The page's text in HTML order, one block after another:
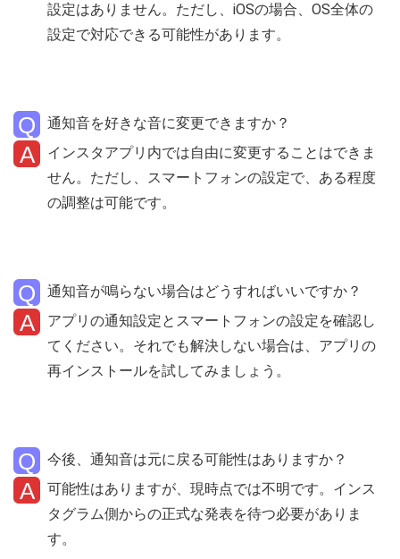
設定はありません。ただし、iOSの場合、OS全体の
設定で対応できる可能性があります。
通知音を好きな音に変更できますか？
インスタアプリ内では自由に変更することはできま
せん。ただし、スマートフォンの設定で、ある程度
の調整は可能です。
通知音が鳴らない場合はどうすればいいですか？
アプリの通知設定とスマートフォンの設定を確認し
てください。それでも解決しない場合は、アプリの
再インストールを試してみましょう。
今後、通知音は元に戻る可能性はありますか？
可能性はありますが、現時点では不明です。インス
タグラム側からの正式な発表を待つ必要がありま
す。